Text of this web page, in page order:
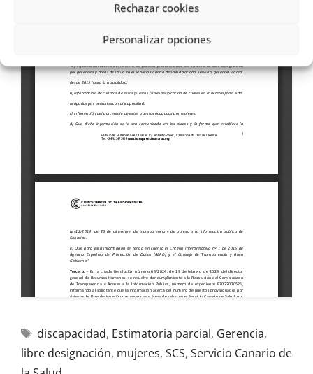
Rechazar cookies
Personalizar opciones
discapacidad, Estimatoria parcial, Gerencia,
libre designación, mujeres, SCS, Servicio Canario de